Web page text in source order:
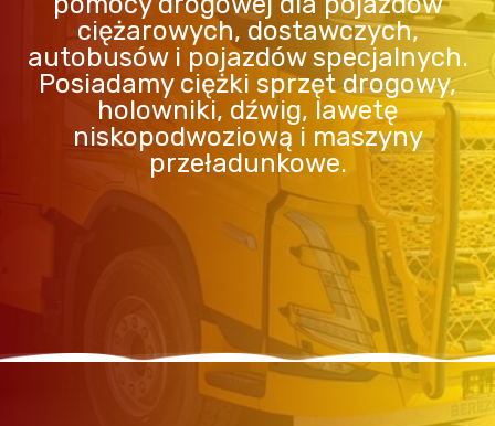
ciężarowych, dostawczych,
autobusów i pojazdów specjalnych.
Posiadamy ciężki sprzęt drogowy,
holowniki, dźwig, lawetę
niskopodwoziową i maszyny
przeładunkowe.